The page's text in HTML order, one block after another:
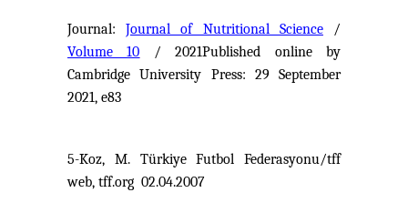
Journal:Journal of Nutritional Science/
Volume 10 / 2021Published online by
Cambridge University Press: 29 September
2021, e83
5-Koz, M. Türkiye Futbol Federasyonu/tff
web, tff.org 02.04.2007